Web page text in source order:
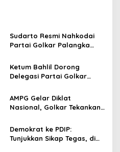
Sudarto Resmi Nahkodai
Partai Golkar Palangka
Semakin Solid dan
Dipercaya Rakyat
Ketum Bahlil Dorong
Delegasi Partai Golkar
Ngabalin Belajar Hilirisasi
Hingga Industrialisasi dari
AMPG Gelar Diklat
Nasional, Golkar Tekankan
Tantangan Zaman
Demokrat ke PDIP:
Tunjukkan Sikap Tegas, di